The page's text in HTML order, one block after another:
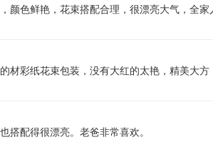
颜色鲜艳，花束搭配合理，很漂亮大气，全
材彩纸花束包装，没有大红的太艳，精美大方
搭配得很漂亮。老爸非常喜欢。